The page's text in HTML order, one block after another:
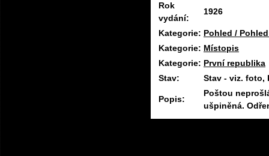
Rok
vydání:
1926
Kategorie: Pohled /
Kategorie: Místopis
Kategorie: První republika
Stav:
Stav - viz. foto,
Popis:
Poštou
ušpiněná.